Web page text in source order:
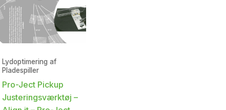
Lydoptimering af
Pladespiller
Pro-Ject Pickup
Justeringsværktøj –